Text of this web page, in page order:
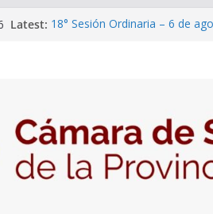
Latest: 18° Sesión Ordinaria – 6 de
Expte. Nº 90-34.516/2026 –
de Protección y Control Vegetal